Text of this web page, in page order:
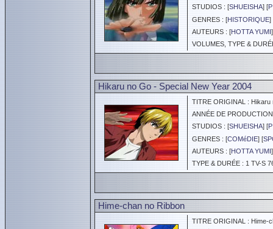
STUDIOS : [SHUEISHA] [
GENRES : [HISTORIQUE]
AUTEURS : [HOTTA YUMI
VOLUMES, TYPE &
Hikaru no Go - Special New Year 2004
TITRE ORIGINAL : Hikaru
ANNÉE DE
STUDIOS : [SHUEISHA] [
GENRES : [COMéDIE] [
AUTEURS : [HOTTA YUMI
TYPE & DURÉE : 1 TV-S
Hime-chan no Ribbon
TITRE ORIGINAL : Hime-